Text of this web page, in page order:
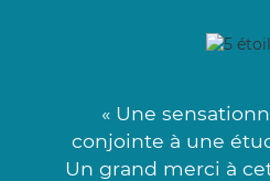
« Une
conjointe à une
Un grand merci à